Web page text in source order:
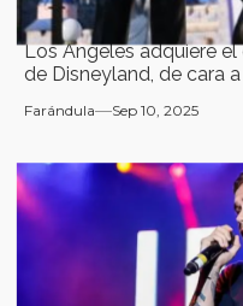
Los Ángeles adquiere
de Disneyland, de cara
Farándula Sep 10, 2025